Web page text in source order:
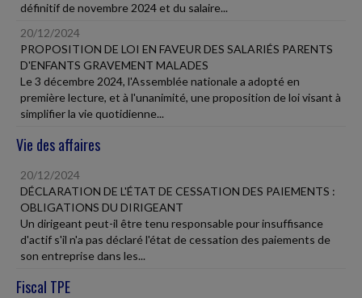
définitif de novembre 2024 et du salaire...
20/12/2024
PROPOSITION DE LOI EN FAVEUR DES SALARIÉS PARENTS
D'ENFANTS GRAVEMENT MALADES
Le 3 décembre 2024, l'Assemblée nationale a adopté en
première lecture, et à l'unanimité, une proposition de loi visant à
simplifier la vie quotidienne...
Vie des affaires
20/12/2024
DÉCLARATION DE L'ÉTAT DE CESSATION DES PAIEMENTS :
OBLIGATIONS DU DIRIGEANT
Un dirigeant peut-il être tenu responsable pour insuffisance
d'actif s'il n'a pas déclaré l'état de cessation des paiements de
son entreprise dans les...
Fiscal TPE